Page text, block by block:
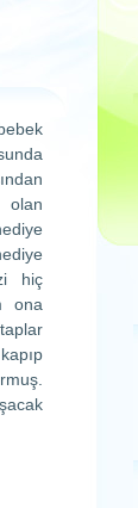
olan
hiç
ona